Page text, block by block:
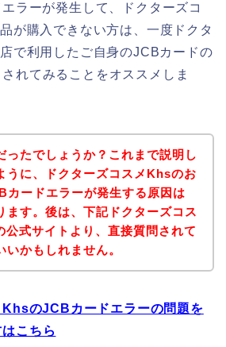
ラーが発生して、ドクターズコ
が購入できない方は、一度ドクタ
で利用したご自身のJCBカードの
れてみることをオススメしま
ったでしょうか？これまで説明し
うに、ドクターズコスメKhsのお
カードエラーが発生する原因は
ます。後は、下記ドクターズコス
公式サイトより、直接質問されて
いかもしれません。
KhsのJCBカードエラーの問題を
こちら